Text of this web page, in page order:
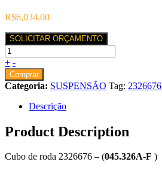
R$6,034.00
SOLICITAR ORÇAMENTO
+ -
Comprar
Categoria: SUSPENSÃO Tag: 2326676
Descrição
Product Description
Cubo de roda 2326676 – (045.326A-F )